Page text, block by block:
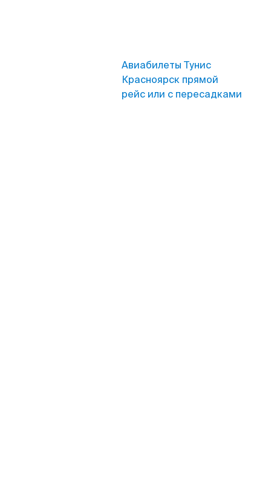
Авиабилеты Тунис
Красноярск прямой
рейс или с пересадками